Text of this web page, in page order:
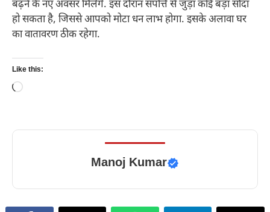
बढ़ने के नए अवसर मिलेंगे. इस दौरान संपत्ति से जुड़ा कोई बड़ा सौदा
हो सकता है, जिससे आपको मोटा धन लाभ होगा. इसके अलावा घर
का वातावरण ठीक रहेगा.
Like this:
Loading…
Manoj Kumar